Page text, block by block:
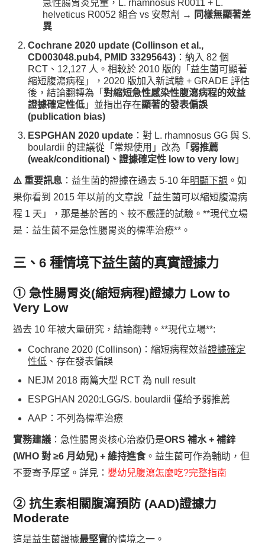
急性腸胃炎兒童，L. rhamnosus R0011 + L.
helveticus R0052 組合 vs 安慰劑 →
同樣無顯著差
異
Cochrane 2020 update (Collinson et al.,
CD003048.pub4, PMID 33295643) ：納入 82 個
RCT、12,127 人。相較於 2010 版的「益生菌可顯著
縮短腹瀉病程」，2020 版加入新試驗 + GRADE 評估
後，結論翻轉為「對縮短急性感染性腹瀉病程的效益
證據確定性低 」並指出存在顯著的發表偏誤
(publication bias)
ESPGHAN 2020 update ：對 L. rhamnosus GG 與 S.
boulardii 的建議從「常規使用」改為「 弱推薦
(weak/conditional)、證據確定性 low to very low」
⚠️ 重要訊息 ：益生菌的證據在過去 5-10 年明顯下調 。如
果你看到 2015 年以前的文章說「益生菌可以縮短腹瀉病
程 1 天」，那是基於舊的、較不嚴謹的試驗。**現代立場
是：益生菌不是急性腸胃炎的標準治療**。
三、6 種情境下益生菌的真實證據力
① 急性腸胃炎(縮短病程)證據力 Low to
Very Low
過去 10 年被大量研究，結論翻轉。**現代立場**:
Cochrane 2020 (Collinson)：縮短病程效益證據確定
性低 、存在發表偏誤
NEJM 2018 兩篇大型 RCT 為 null result
ESPGHAN 2020:LGG/S. boulardii 僅給予弱推薦
AAP：不列為標準治療
實務建議 ：急性腸胃炎核心治療仍是ORS 補水 + 補鋅
(WHO 對 ≥6 月幼兒) + 維持進食。益生菌可作為輔助，但
不要寄予厚望。詳見： 嬰幼兒腹瀉怎麼吃?完整指南
② 抗生素相關腹瀉預防 (AAD)證據力
Moderate
這是益生菌證據最堅實的情境之一。